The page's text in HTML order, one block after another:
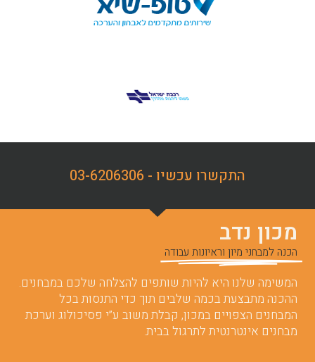
התקשרו עכשיו - 03-6206306
מכון נדב
הכנה למבחני מיון וראיונות עבודה
המשימה שלנו היא להיות שותפים להצלחה שלכם במבחנים.
ההכנה מתבצעת בכמה שלבים תוך כדי התנסות בכל
המבחנים הצפויים במכון, קבלת משוב ע”י פסיכולוג וערכת
מבחנים אינטרנטית לתרגול בבית.